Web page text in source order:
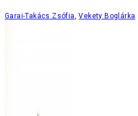
Garai-Takács Zsófia, Vekety Boglárka